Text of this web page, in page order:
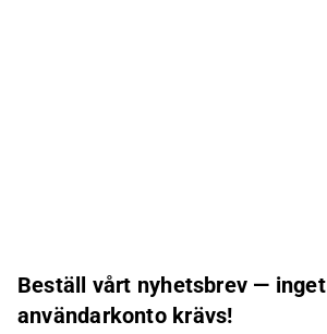
Beställ vårt nyhetsbrev — inget
användarkonto krävs!